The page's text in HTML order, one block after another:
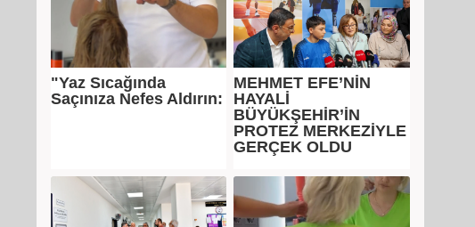
"Yaz Sıcağında
Saçınıza Nefes Aldırın:
MEHMET EFE’NİN
HAYALİ
BÜYÜKŞEHİR’İN
PROTEZ MERKEZİYLE
GERÇEK OLDU